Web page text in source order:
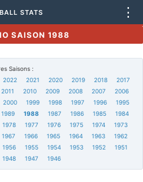
STATS ⋮
SAISON 1988
Saisons :
2022 2021 2020 2019 2018
2017
2011 2010 2009 2008 2007
2006
2000 1999 1998 1997 1996
1995
1989 1988 1987 1986 1985
1984
1978 1977 1976 1975 1974
1973
1967 1966 1965 1964 1963
1962
1956 1955 1954 1953 1952
1951
1948 1947 1946